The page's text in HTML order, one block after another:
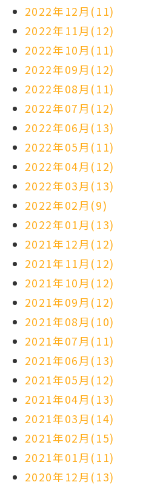
2022年12月(11)
2022年11月(12)
2022年10月(11)
2022年09月(12)
2022年08月(11)
2022年07月(12)
2022年06月(13)
2022年05月(11)
2022年04月(12)
2022年03月(13)
2022年02月(9)
2022年01月(13)
2021年12月(12)
2021年11月(12)
2021年10月(12)
2021年09月(12)
2021年08月(10)
2021年07月(11)
2021年06月(13)
2021年05月(12)
2021年04月(13)
2021年03月(14)
2021年02月(15)
2021年01月(11)
2020年12月(13)